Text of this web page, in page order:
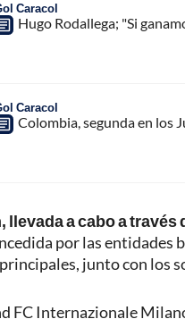
Caracol
Hugo Rodallega; "Si
Caracol
Colombia, segunda en los
llevada a cabo a través
por las entidades
junto con los
FC Internazionale